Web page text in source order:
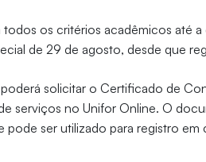
os critérios acadêmicos até
de 29 de agosto, desde que
solicitar o Certificado de
serviços no Unifor Online. O
pode ser utilizado para registro